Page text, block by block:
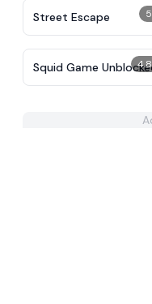
5
Street Escape
4.8
Squid Game